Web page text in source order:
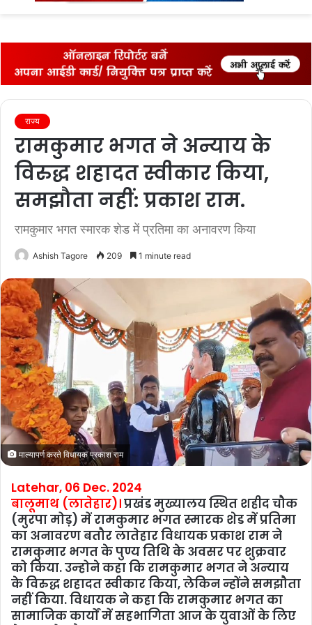
राज्‍य
रामकुमार भगत ने अन्याय के
विरुद्ध शहादत स्वीकार किया,
समझौता नहीं: प्रकाश राम.
रामकुमार भगत स्मारक शेड में प्रतिमा का अनावरण किया
Ashish Tagore 209 1 minute read
माल्‍यापर्ण करते विधायक प्रकाश राम
Latehar, 06 Dec. 2024
बालूमाथ (लातेहार)।प्रखंड मुख्यालय स्थित शहीद चौक
(मुरपा मोड़) में रामकुमार भगत स्मारक शेड में प्रतिमा
का अनावरण बतौर लातेहार विधायक प्रकाश राम ने
रामकुमार भगत के पुण्य तिथि के अवसर पर शुक्रवार
को किया. उन्‍होने कहा कि रामकुमार भगत ने अन्याय
के विरुद्ध शहादत स्वीकार किया, लेकिन न्होंने समझौता
नहीं किया. विधायक ने कहा कि रामकुमार भगत का
सामाजिक कार्यों में सहभागिता आज के युवाओं के लिए